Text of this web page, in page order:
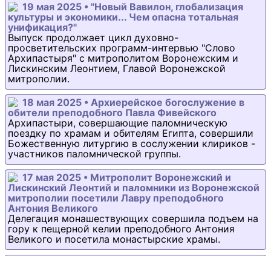
19 мая 2025 • "Новый Вавилон, глобализация
культуры и экономики... Чем опасна тотальная
унификация?"
Выпуск продолжает цикл духовно-
просветительских программ-интервью "Слово
Архипастыря" с митрополитом Воронежским и
Лискинским Леонтием, Главой Воронежской
митрополии.
18 мая 2025 • Архиерейское богослужение в
обители преподобного Павла Фивейского
Архипастыри, совершающие паломническую
поездку по храмам и обителям Египта, совершили
Божественную литургию в сослужении клириков -
участников паломнической группы.
17 мая 2025 • Митрополит Воронежский и
Лискинский Леонтий и паломники из Воронежской
митрополии посетили Лавру преподобного
Антония Великого
Делегация монашествующих совершила подъем на
гору к пещерной келии преподобного Антония
Великого и посетила монастырские храмы.